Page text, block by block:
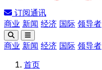
订阅通讯
商业 新闻 经济 国际 领导者
商业 新闻 经济 国际 领导者
首页